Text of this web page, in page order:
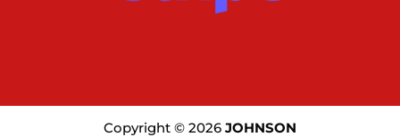
Copyright © 2026 JOHNSON